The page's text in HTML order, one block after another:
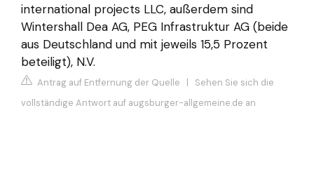
international projects LLC, außerdem sind
Wintershall Dea AG, PEG Infrastruktur AG (beide
aus Deutschland und mit jeweils 15,5 Prozent
beteiligt), N.V.
Antrag auf Entfernung der Quelle | Sehen Sie sich die
vollständige Antwort auf augsburger-allgemeine.de an